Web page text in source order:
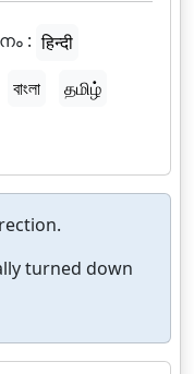
: हिन्दी
বাংলা
தமிழ்
turned down